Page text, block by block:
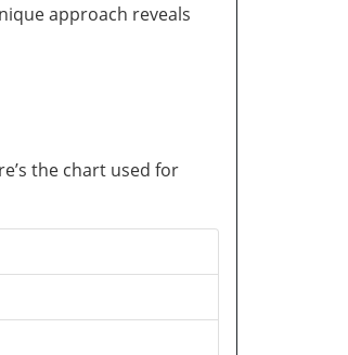
approach reveals
the chart used for